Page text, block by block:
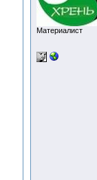
Материалист